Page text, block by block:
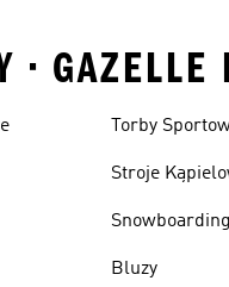
•
Torby
Stroje
Snowboarding
Bluzy